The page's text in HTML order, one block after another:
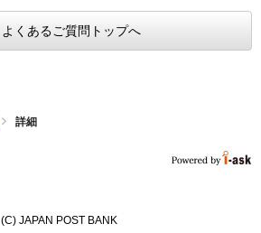
よくあるご質問トップへ
詳細
(C) JAPAN POST BANK